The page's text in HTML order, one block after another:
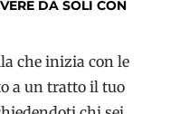
DA SOLI CON
che inizia con le
a un tratto il tuo